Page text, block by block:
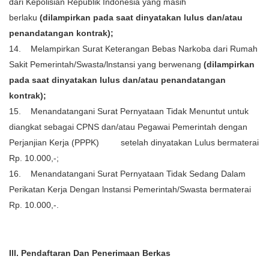
dari Kepolisian Republik Indonesia yang masih
berlaku (dilampirkan pada saat dinyatakan lulus dan/atau
penandatangan kontrak);
14. Melampirkan Surat Keterangan Bebas Narkoba dari Rumah
Sakit Pemerintah/Swasta/lnstansi yang berwenang (dilampirkan
pada saat dinyatakan lulus dan/atau penandatangan
kontrak);
15. Menandatangani Surat Pernyataan Tidak Menuntut untuk
diangkat sebagai CPNS dan/atau Pegawai Pemerintah dengan
Perjanjian Kerja (PPPK) setelah dinyatakan Lulus bermaterai
Rp. 10.000,-;
16. Menandatangani Surat Pernyataan Tidak Sedang Dalam
Perikatan Kerja Dengan lnstansi Pemerintah/Swasta bermaterai
Rp. 10.000,-.
Ill. Pendaftaran Dan Penerimaan Berkas